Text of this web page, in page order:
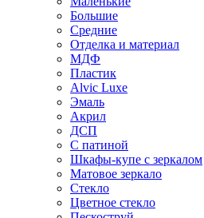
Большие
Средние
Отделка и материал
МДФ
Пластик
Alvic Luxe
Эмаль
Акрил
ДСП
С патиной
Шкафы-купе с зеркалом
Матовое зеркало
Стекло
Цветное стекло